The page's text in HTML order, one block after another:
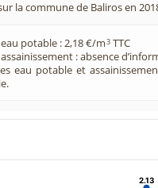
la commune de Baliros en
potable : 2,18 €/m3 TTC
: absence
eau potable et
2.13
2.13